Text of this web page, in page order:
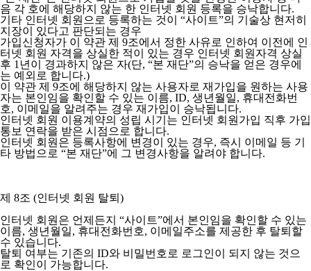
음 각 호에 해당하지 않는 한 인터넷 회원 등록을 승낙합니다.
기타 인터넷 회원으로 등록하는 것이 “사이트”의 기술상 현저히
지장이 있다고 판단되는 경우
가입신청자가 이 약관 제 9조에서 정한 사유로 인하여 이전에 인
터넷 회원 자격을 상실한 적이 있는 경우 인터넷 회원자격 상실
후 1년이 경과하지 않은 자(단, “본 재단”의 승낙을 얻은 경우에
는 예외로 합니다.)
이 약관 제 9조에 해당하지 않는 사용자로 재가입을 원하는 사용
자는 본인임을 확인할 수 있는 이름, ID, 생년월일, 휴대전화번
호, 이메일을 알려주는 경우 재가입이 승낙됩니다.
인터넷 회원 이용계약의 성립 시기는 인터넷 회원가입 직후 가입
통보 연락을 받은 시점으로 합니다.
인터넷 회원은 등록사항에 변경이 있는 경우, 즉시 이메일 등 기
타 방법으로 “본 재단”에 그 변경사항을 알려야 합니다.
제 8조 (인터넷 회원 탈퇴)
인터넷 회원은 언제든지 “사이트”에서 본인임을 확인할 수 있는
이름, 생년월일, 휴대전화번호, 이메일주소를 제공한 후 탈퇴할
수 있습니다.
탈퇴 여부는 기존의 ID와 비밀번호로 로그인이 되지 않는 것으
로 확인이 가능합니다.